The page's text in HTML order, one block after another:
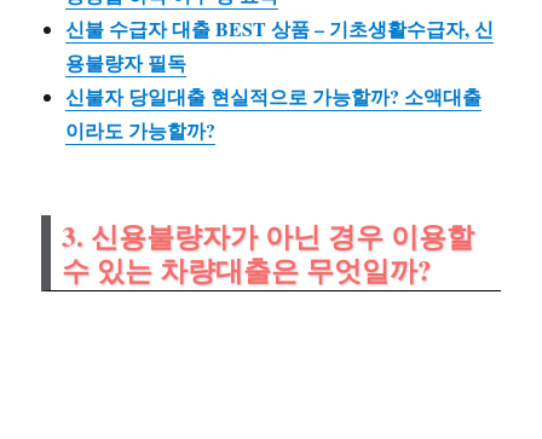
신불 수급자 대출 BEST 상품 – 기초생활수급자, 신
용불량자 필독
신불자 당일대출 현실적으로 가능할까? 소액대출
이라도 가능할까?
3. 신용불량자가 아닌 경우 이용할
수 있는 차량대출은 무엇일까?